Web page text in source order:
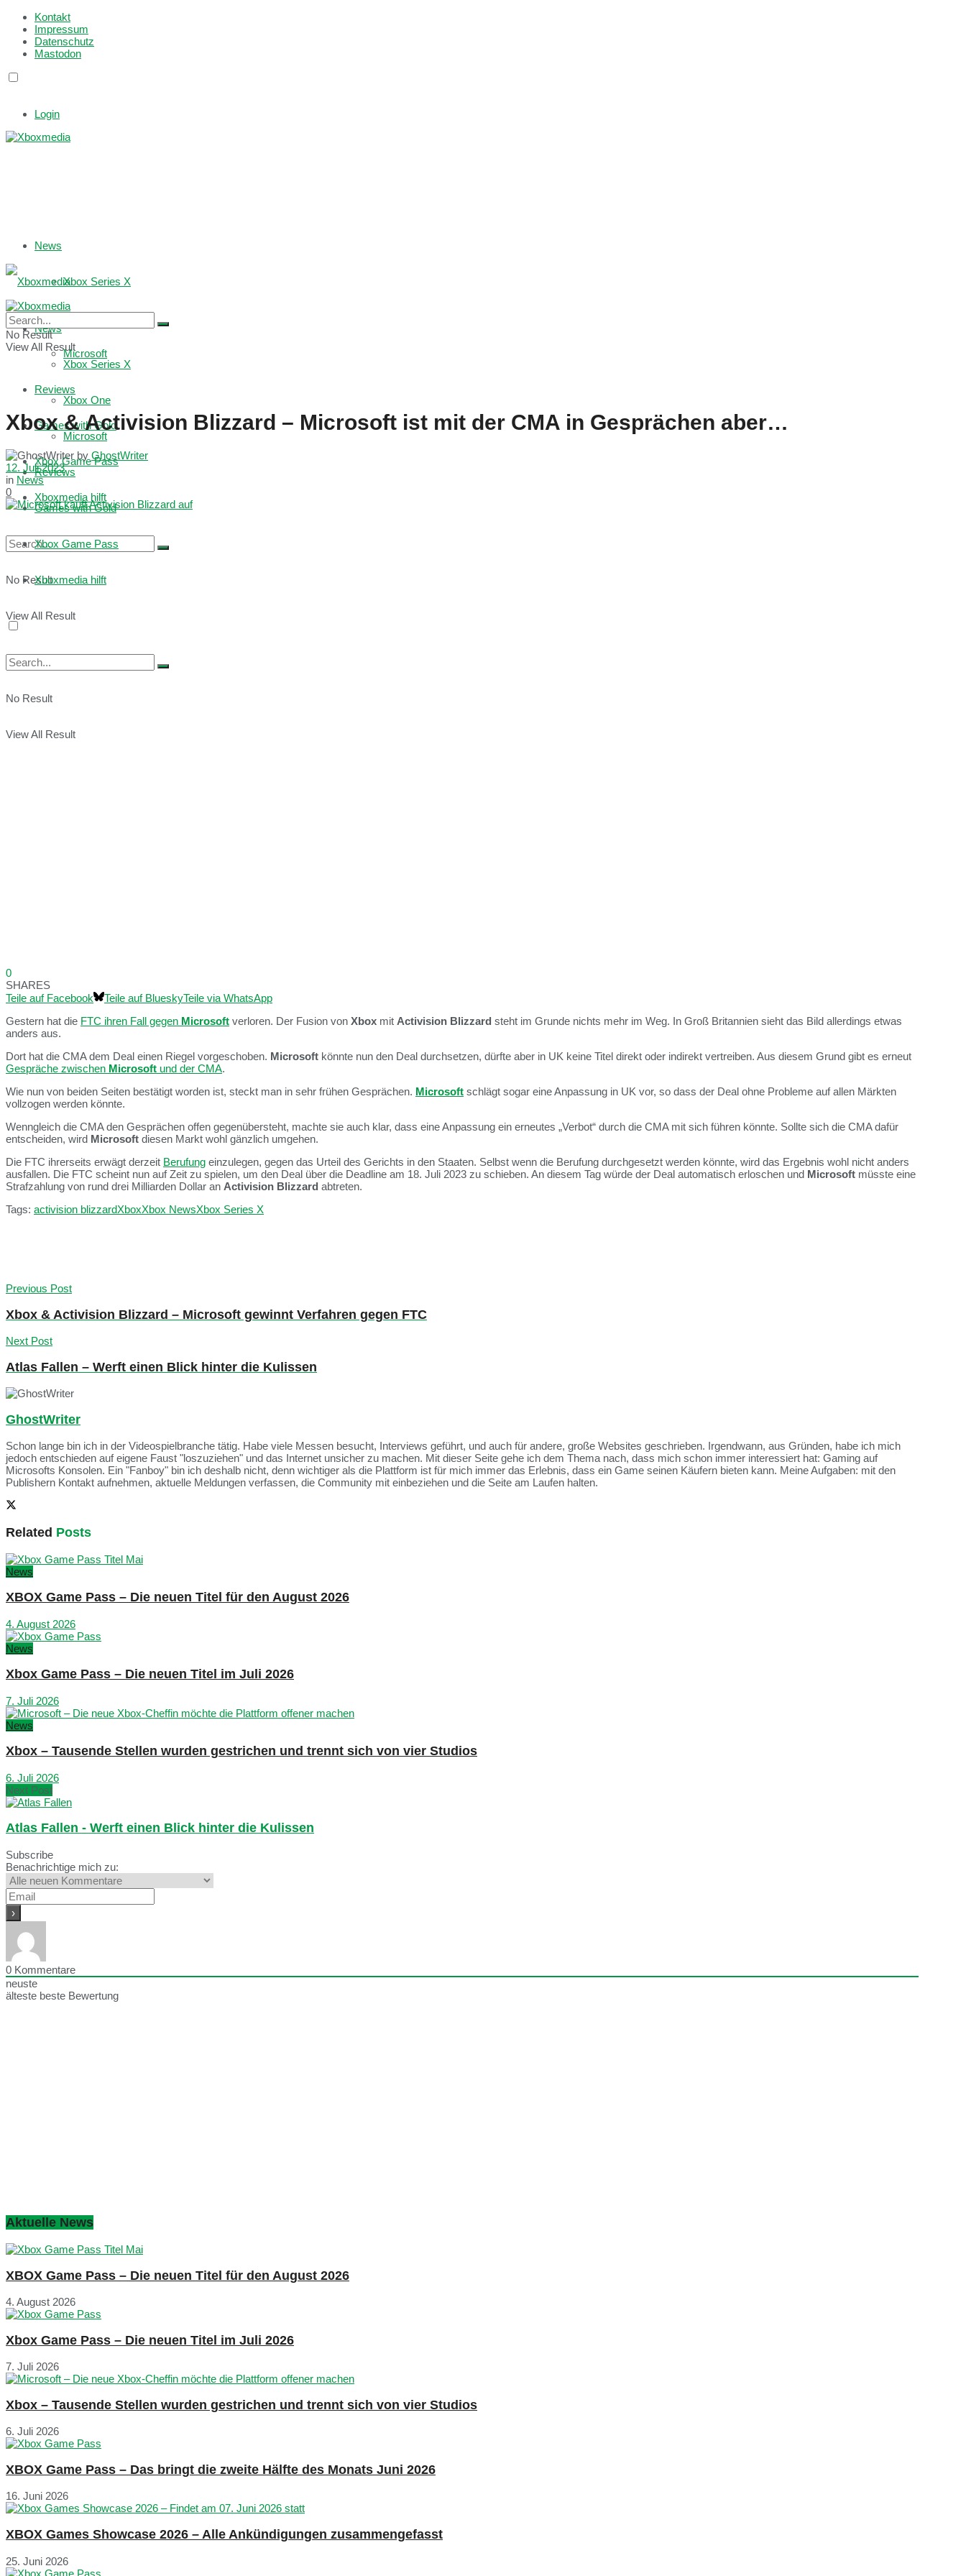
Kontakt
Impressum
Datenschutz
Mastodon
Login
News
Xbox Series X
Microsoft
Reviews
Games with Gold
Xbox Game Pass
Xboxmedia hilft
No Result
View All Result
News
Xbox Series X
Xbox One
Microsoft
Reviews
Games with Gold
Xbox Game Pass
Xboxmedia hilft
No Result
View All Result
No Result
View All Result
Xbox & Activision Blizzard – Microsoft ist mit der CMA in Gesprächen aber…
by GhostWriter
12. Juli 2023
in News
0
0
SHARES
Teile auf Facebook
Teile auf BlueskyTeile via WhatsApp
Gestern hat die FTC ihren Fall gegen Microsoft verloren. Der Fusion von Xbox mit Activision Blizzard steht im Grunde nichts mehr im Weg. In Groß Britannien sieht das Bild allerdings etwas
anders aus.
Dort hat die CMA dem Deal einen Riegel vorgeschoben. Microsoft könnte nun den Deal durchsetzen, dürfte aber in UK keine Titel direkt oder indirekt vertreiben. Aus diesem Grund gibt es erneut
Gespräche zwischen Microsoft und der CMA.
Wie nun von beiden Seiten bestätigt worden ist, steckt man in sehr frühen Gesprächen. Microsoft schlägt sogar eine Anpassung in UK vor, so dass der Deal ohne Probleme auf allen Märkten
vollzogen werden könnte.
Wenngleich die CMA den Gesprächen offen gegenübersteht, machte sie auch klar, dass eine Anpassung ein erneutes „Verbot“ durch die CMA mit sich führen könnte. Sollte sich die CMA dafür
entscheiden, wird Microsoft diesen Markt wohl gänzlich umgehen.
Die FTC ihrerseits erwägt derzeit Berufung einzulegen, gegen das Urteil des Gerichts in den Staaten. Selbst wenn die Berufung durchgesetzt werden könnte, wird das Ergebnis wohl nicht anders
ausfallen. Die FTC scheint nun auf Zeit zu spielen, um den Deal über die Deadline am 18. Juli 2023 zu schieben. An diesem Tag würde der Deal automatisch erloschen und Microsoft müsste eine
Strafzahlung von rund drei Milliarden Dollar an Activision Blizzard abtreten.
Tags: activision blizzardXboxXbox NewsXbox Series X
Previous Post
Xbox & Activision Blizzard – Microsoft gewinnt Verfahren gegen FTC
Next Post
Atlas Fallen – Werft einen Blick hinter die Kulissen
GhostWriter
Schon lange bin ich in der Videospielbranche tätig. Habe viele Messen besucht, Interviews geführt, und auch für andere, große Websites geschrieben. Irgendwann, aus Gründen, habe ich mich
jedoch entschieden auf eigene Faust "loszuziehen" und das Internet unsicher zu machen. Mit dieser Seite gehe ich dem Thema nach, dass mich schon immer interessiert hat: Gaming auf
Microsofts Konsolen. Ein "Fanboy" bin ich deshalb nicht, denn wichtiger als die Plattform ist für mich immer das Erlebnis, dass ein Game seinen Käufern bieten kann. Meine Aufgaben: mit den
Publishern Kontakt aufnehmen, aktuelle Meldungen verfassen, die Community mit einbeziehen und die Seite am Laufen halten.
Related Posts
News
XBOX Game Pass – Die neuen Titel für den August 2026
4. August 2026
News
Xbox Game Pass – Die neuen Titel im Juli 2026
7. Juli 2026
News
Xbox – Tausende Stellen wurden gestrichen und trennt sich von vier Studios
6. Juli 2026
Next Post
Atlas Fallen - Werft einen Blick hinter die Kulissen
Subscribe
Benachrichtige mich zu:
0 Kommentare
neuste
älteste beste Bewertung
Aktuelle News
XBOX Game Pass – Die neuen Titel für den August 2026
4. August 2026
Xbox Game Pass – Die neuen Titel im Juli 2026
7. Juli 2026
Xbox – Tausende Stellen wurden gestrichen und trennt sich von vier Studios
6. Juli 2026
XBOX Game Pass – Das bringt die zweite Hälfte des Monats Juni 2026
16. Juni 2026
XBOX Games Showcase 2026 – Alle Ankündigungen zusammengefasst
25. Juni 2026